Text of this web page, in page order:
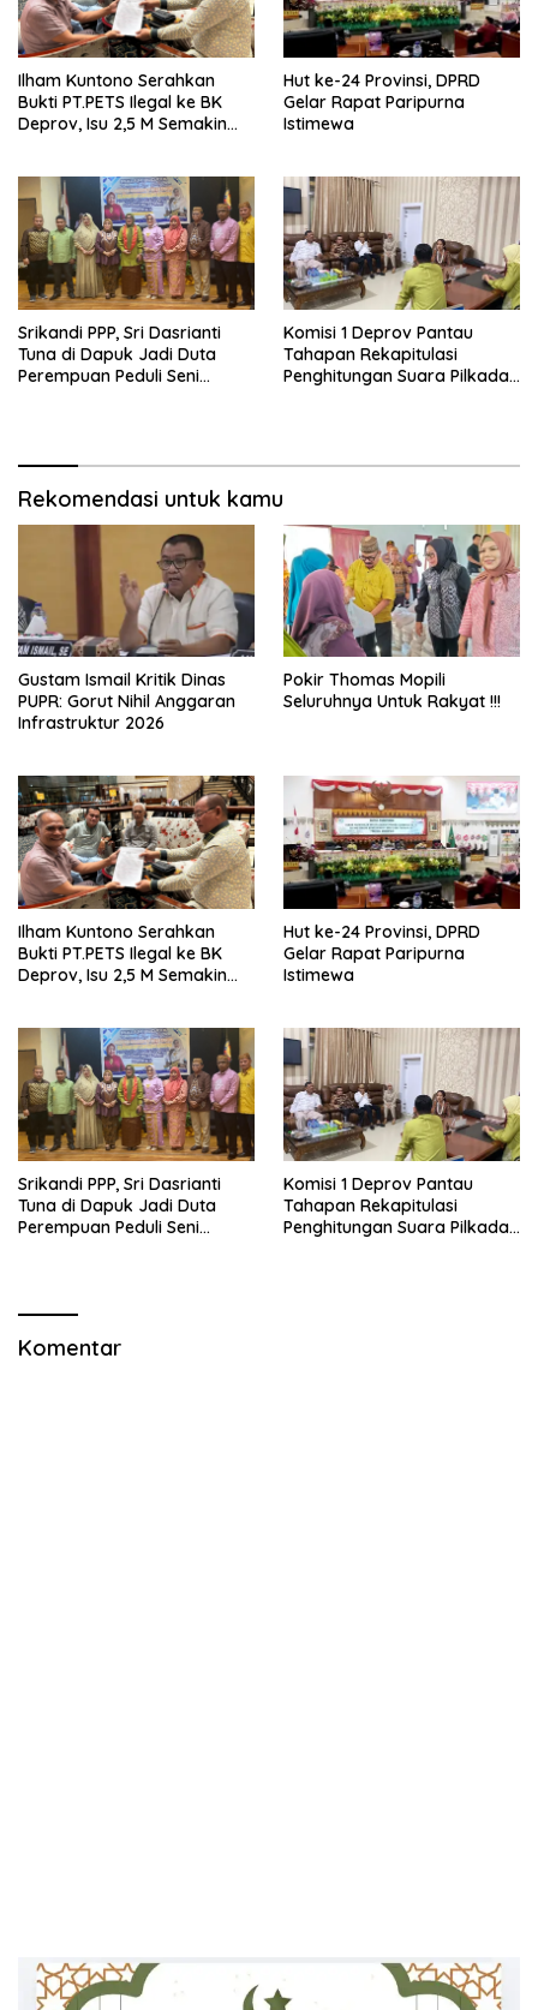
Ilham Kuntono Serahkan
Bukti PT.PETS Ilegal ke BK
Deprov, Isu 2,5 M Semakin
Hut ke-24 Provinsi, DPRD
Gelar Rapat Paripurna
Istimewa
Srikandi PPP, Sri Dasrianti
Tuna di Dapuk Jadi Duta
Perempuan Peduli Seni
Komisi 1 Deprov Pantau
Tahapan Rekapitulasi
Penghitungan Suara Pilkada
Rekomendasi untuk kamu
Gustam Ismail Kritik Dinas
PUPR: Gorut Nihil Anggaran
Infrastruktur 2026
Pokir Thomas Mopili
Seluruhnya Untuk Rakyat !!!
Ilham Kuntono Serahkan
Bukti PT.PETS Ilegal ke BK
Deprov, Isu 2,5 M Semakin
Hut ke-24 Provinsi, DPRD
Gelar Rapat Paripurna
Istimewa
Srikandi PPP, Sri Dasrianti
Tuna di Dapuk Jadi Duta
Perempuan Peduli Seni
Komisi 1 Deprov Pantau
Tahapan Rekapitulasi
Penghitungan Suara Pilkada
Komentar